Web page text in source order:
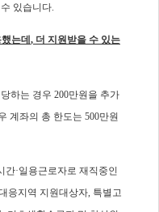
있습니다.
는데 , 더 지원받을 수 있는
하는 경우 200만원을 추가
계좌의 총 한도는 500만원
간·일용근로자로 재직중인
응지역 지원대상자, 특별고